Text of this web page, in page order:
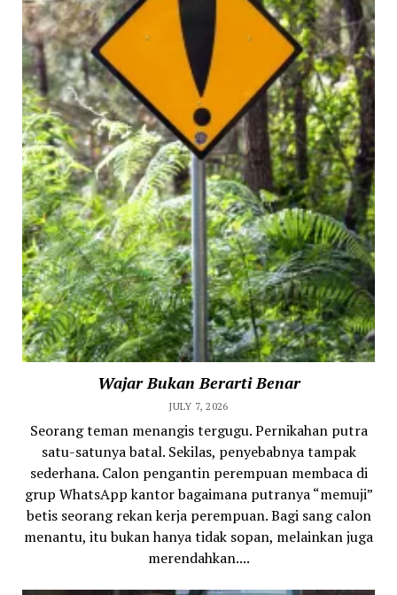
Wajar Bukan Berarti Benar
JULY 7, 2026
Seorang teman menangis tergugu. Pernikahan putra
satu-satunya batal. Sekilas, penyebabnya tampak
sederhana. Calon pengantin perempuan membaca di
grup WhatsApp kantor bagaimana putranya “memuji”
betis seorang rekan kerja perempuan. Bagi sang calon
menantu, itu bukan hanya tidak sopan, melainkan juga
merendahkan....